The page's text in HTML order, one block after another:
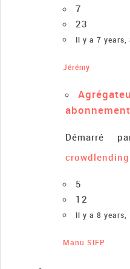
7
23
Il y a 7 years,
Jérémy
Démarré
5
12
Il y a 8 years,
Manu SIFP